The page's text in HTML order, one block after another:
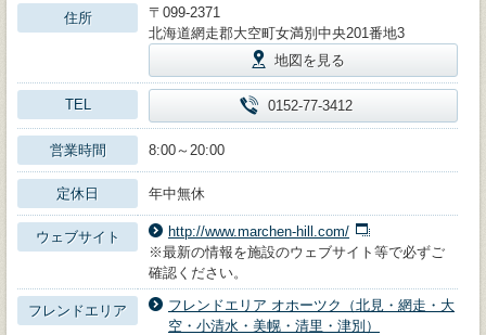
住所
〒099-2371
北海道網走郡大空町女満別中央201番地3
地図を見る
TEL 0152-77-3412
営業時間 8:00～20:00
定休日 年中無休
ウェブサイト
http://www.marchen-hill.com/
※最新の情報を施設のウェブサイト等で必ずご
確認ください。
フレンドエリア
フレンドエリア オホーツク（北見・網走・大
空・小清水・美幌・清里・津別）